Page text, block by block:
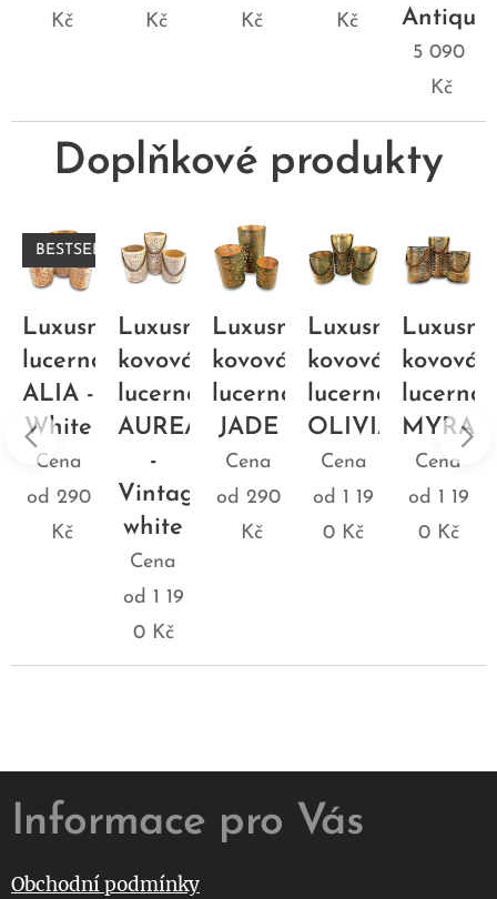
Kč
Kč
Kč
Kč
Antique
5 090
Kč
Doplňkové produkty
Luxusní
lucerna
ALIA -
White
BESTSELLER
Cena
od 290
Kč
Luxusní
kovová
lucerna
AUREA
-
Vintage
white
Cena
od 1 19
0Kč
Luxusní
kovová
lucerna
JADE
Cena
od 290
Kč
Luxusní
kovová
lucerna
OLIVIA
Cena
od 1 19
0 Kč
Luxusní
kovová
lucerna
MYRA
Cena
od 1 19
0Kč
Informace pro Vás
Obchodní podmínky